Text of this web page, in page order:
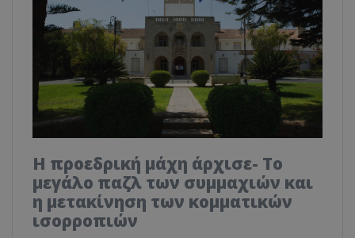
Η προεδρική μάχη άρχισε- Το
μεγάλο παζλ των συμμαχιών και
η μετακίνηση των κομματικών
ισορροπιών